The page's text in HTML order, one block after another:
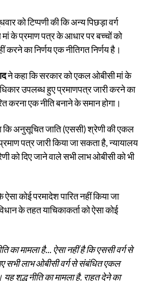
को टिप्पणी की कि अन्य पिछड़ा वर्ग
के प्रमाण पत्र के आधार पर बच्चों को
करने का निर्णय एक नीतिगत निर्णय है।
ने कहा कि सरकार को एकल ओबीसी मां के
उपलब्ध हुए प्रमाणपत्र जारी करने का
करना एक नीति बनाने के समान होगा।
कि अनुसूचित जाति (एससी) श्रेणी की एकल
पत्र जारी किया जा सकता है, न्यायालय
को दिए जाने वाले सभी लाभ ओबीसी को भी
ऐसा कोई परमादेश पारित नहीं किया जा
के तहत याचिकाकर्ता को ऐसा कोई
का मामला है... ऐसा नहीं है कि एससी वर्ग से
सभी लाभ ओबीसी वर्ग से संबंधित एकल
शुद्ध नीति का मामला है. राहत देने का